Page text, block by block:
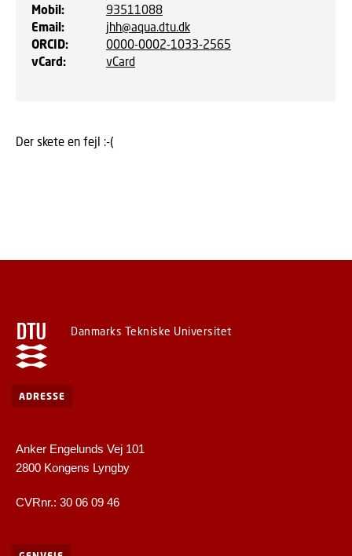
Mobil:
93511088
Email:
jhh@aqua.dtu.dk
ORCID:
0000-0002-1033-2565
vCard: vCard
Der skete en fejl :-(
Danmarks Tekniske Universitet
ADRESSE
Anker Engelunds Vej 101
2800 Kongens Lyngby
CVRnr.: 30 06 09 46